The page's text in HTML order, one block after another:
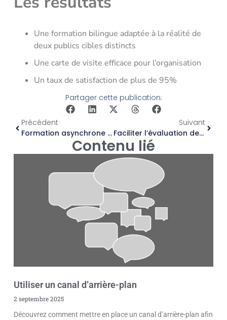
Une formation bilingue adaptée à la réalité de
deux publics cibles distincts
Une carte de visite efficace pour l’organisation
Un taux de satisfaction de plus de 95%
Partager cette publication:
Précédent
Formation asynchrone sur la prévention du harcèlement psychologique au travail
Suivant
Faciliter l’évaluation des candidats d’un ordre professionnel
Contenu lié
Utiliser un canal d’arrière-plan
2 septembre 2025
Découvrez comment mettre en place un canal d’arrière-plan afin